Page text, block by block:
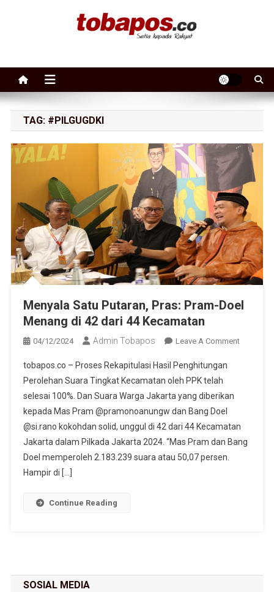
TAG: #PILGUGDKI
Menyala Satu Putaran, Pras: Pram-Doel
Menang di 42 dari 44 Kecamatan
04/12/2024 Admin Tobapos Leave A CommentOn
Menang
42 Dari 44
tobapos.co – Proses Rekapitulasi Hasil Penghitungan
Perolehan Suara Tingkat Kecamatan oleh PPK telah
selesai 100%. Dan Suara Warga Jakarta yang diberikan
kepada Mas Pram @pramonoanungw dan Bang Doel
@si.rano kokohdan solid, unggul di 42 dari 44 Kecamatan
Jakarta dalam Pilkada Jakarta 2024. “Mas Pram dan Bang
Doel memperoleh 2.183.239 suara atau 50,07 persen.
Hampir di […]
Continue Reading
SOSIAL MEDIA